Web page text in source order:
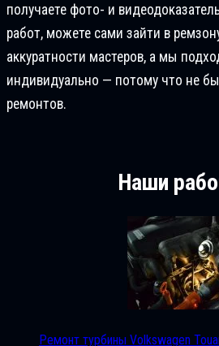
получаете фото- и
работ, можете сами зайти в
аккуратности мастеров, а мы
индивидуально — потому что не
ремонтов.
Наши
Ремонт турбины Volkswagen